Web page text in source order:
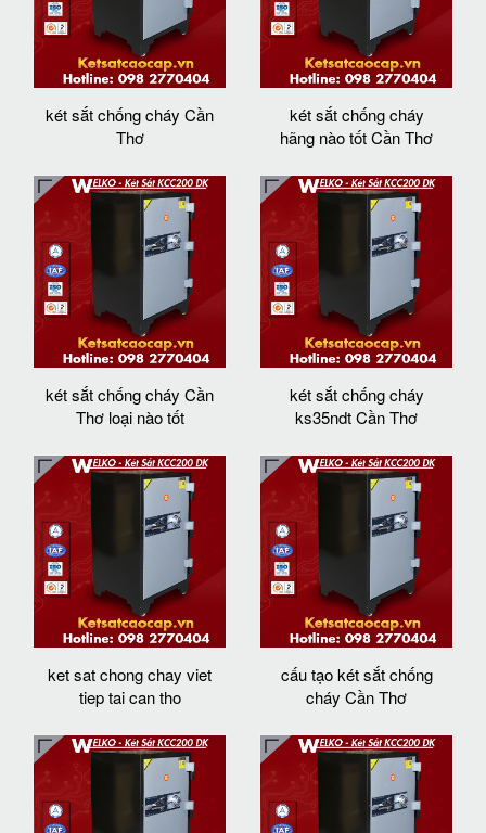
két sắt chống cháy Cần
Thơ
két sắt chống cháy
hãng nào tốt Cần Thơ
két sắt chống cháy Cần
Thơ loại nào tốt
két sắt chống cháy
ks35ndt Cần Thơ
ket sat chong chay viet
tiep tai can tho
cấu tạo két sắt chống
cháy Cần Thơ